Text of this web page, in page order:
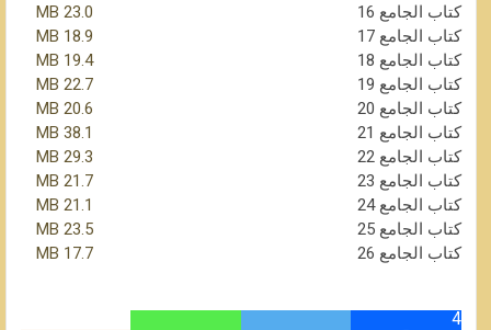
كتاب الجامع 16
23.0 MB
كتاب الجامع 17
18.9 MB
كتاب الجامع 18
19.4 MB
كتاب الجامع 19
22.7 MB
كتاب الجامع 20
20.6 MB
كتاب الجامع 21
38.1 MB
كتاب الجامع 22
29.3 MB
كتاب الجامع 23
21.7 MB
كتاب الجامع 24
21.1 MB
كتاب الجامع 25
23.5 MB
كتاب الجامع 26
17.7 MB
4